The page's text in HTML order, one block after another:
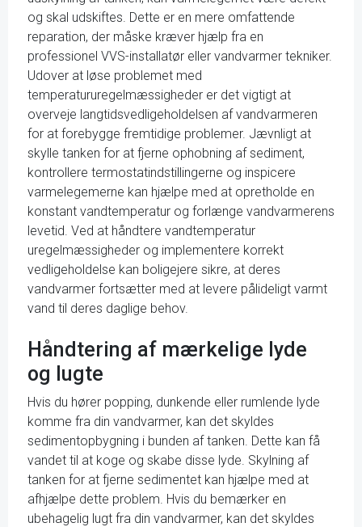
og skal udskiftes. Dette er en mere omfattende
reparation, der måske kræver hjælp fra en
professionel VVS-installatør eller vandvarmer tekniker.
Udover at løse problemet med
temperatururegelmæssigheder er det vigtigt at
overveje langtidsvedligeholdelsen af vandvarmeren
for at forebygge fremtidige problemer. Jævnligt at
skylle tanken for at fjerne ophobning af sediment,
kontrollere termostatindstillingerne og inspicere
varmelegemerne kan hjælpe med at opretholde en
konstant vandtemperatur og forlænge vandvarmerens
levetid. Ved at håndtere vandtemperatur
uregelmæssigheder og implementere korrekt
vedligeholdelse kan boligejere sikre, at deres
vandvarmer fortsætter med at levere pålideligt varmt
vand til deres daglige behov.
Håndtering af mærkelige lyde
og lugte
Hvis du hører popping, dunkende eller rumlende lyde
komme fra din vandvarmer, kan det skyldes
sedimentopbygning i bunden af tanken. Dette kan få
vandet til at koge og skabe disse lyde. Skylning af
tanken for at fjerne sedimentet kan hjælpe med at
afhjælpe dette problem. Hvis du bemærker en
ubehagelig lugt fra din vandvarmer, kan det skyldes